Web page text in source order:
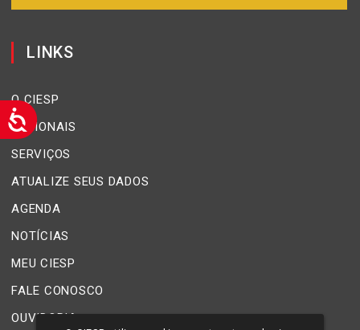
LINKS
O CIESP
REGIONAIS
SERVIÇOS
ATUALIZE SEUS DADOS
AGENDA
NOTÍCIAS
MEU CIESP
FALE CONOSCO
OUVIDORIA